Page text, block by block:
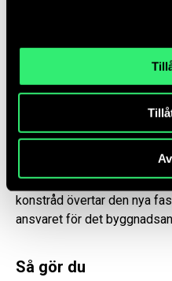
Ombyggnader och
Vid ombyggnationer som
konstråd. Detsamma gäller
anledning behöver flyttas
fastigheter som innehåller
konstråd övertar den nya
ansvaret för det
Så gör du